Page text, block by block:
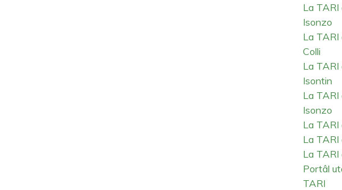
La TARI
Isonzo
La TARI
Colli
La TARI
Isontin
La TARI
Isonzo
La TARI
La TARI
La TARI
Portâl
TARI